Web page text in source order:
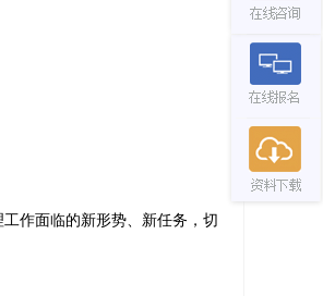
作面临的新形势、新任务，切